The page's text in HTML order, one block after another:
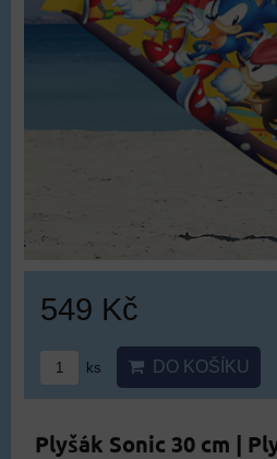
549 Kč
ks DO KOŠÍKU
Plyšák Sonic 30 cm |